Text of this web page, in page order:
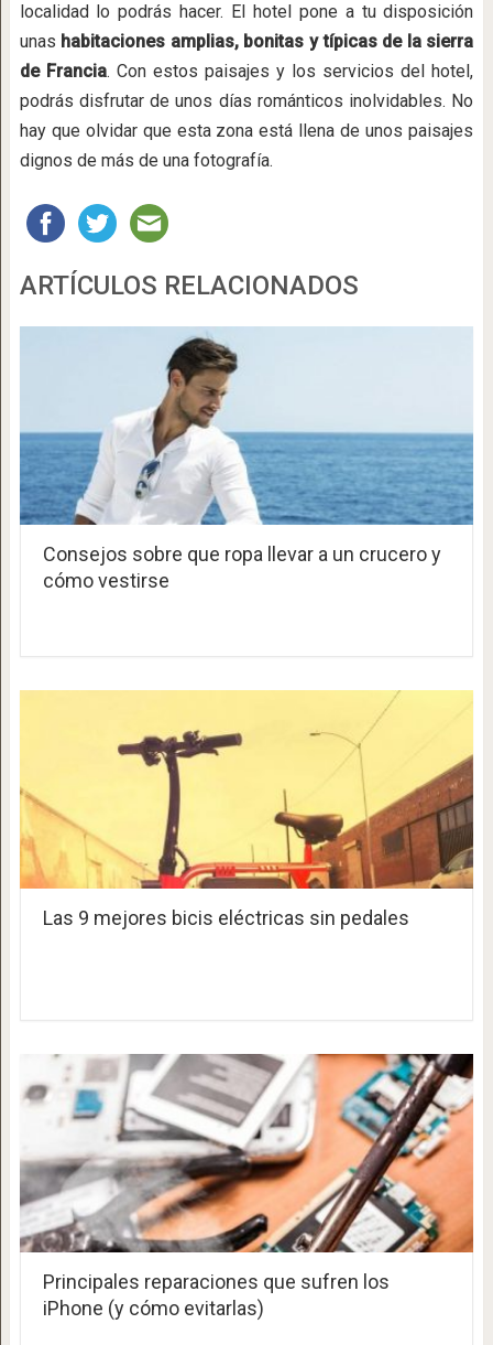
localidad lo podrás hacer. El hotel pone a tu disposición
unas habitaciones amplias, bonitas y típicas de la sierra
de Francia. Con estos paisajes y los servicios del hotel,
podrás disfrutar de unos días románticos inolvidables. No
hay que olvidar que esta zona está llena de unos paisajes
dignos de más de una fotografía.
ARTÍCULOS RELACIONADOS
Consejos sobre que ropa llevar a un crucero y
cómo vestirse
Las 9 mejores bicis eléctricas sin pedales
Principales reparaciones que sufren los
iPhone (y cómo evitarlas)